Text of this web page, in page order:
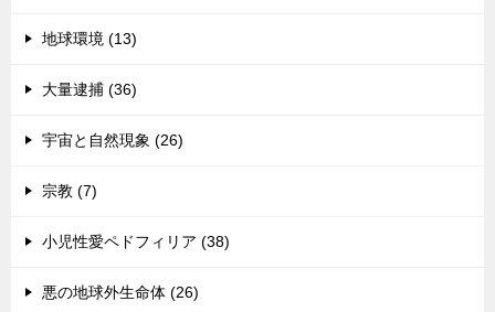
地球環境 (13)
大量逮捕 (36)
宇宙と自然現象 (26)
宗教 (7)
小児性愛ペドフィリア (38)
悪の地球外生命体 (26)